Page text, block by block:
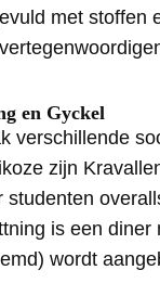
met stoffen
en Gyckel
verschillende
zijn
studenten
is een
wordt